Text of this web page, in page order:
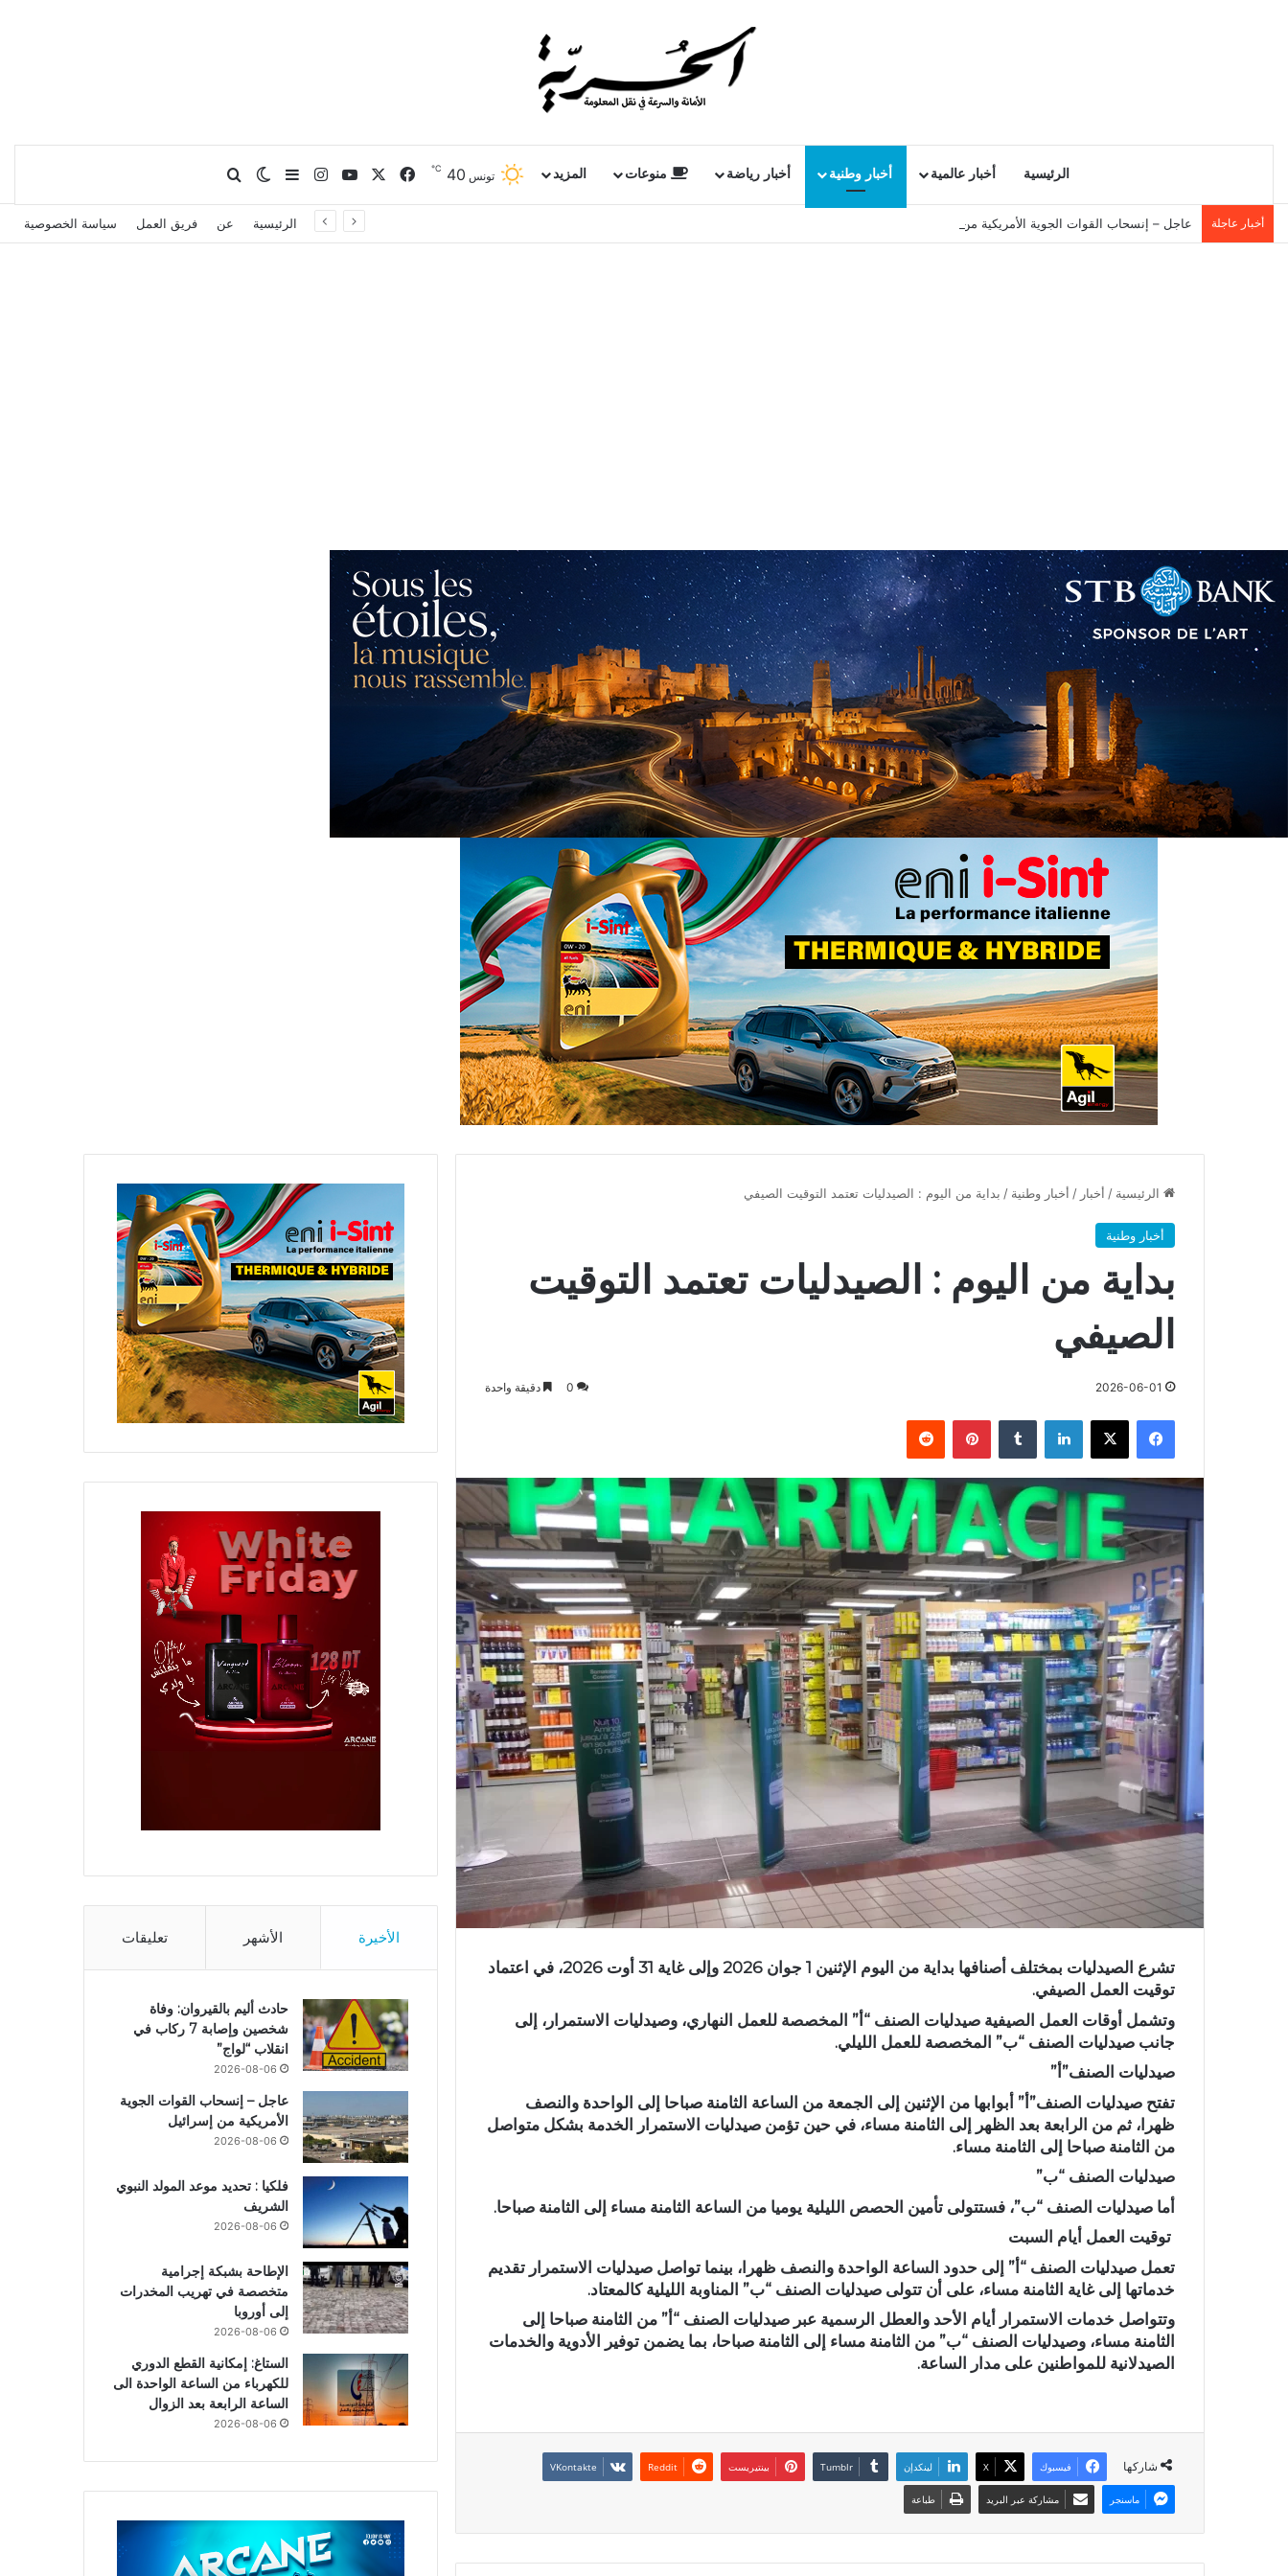
الرئيسية أخبار عالمية أخبار وطنية أخبار رياضة منوعات المزيد تونس 40
℃ فيسبوك يوتيوبانستقرامإضافة عمود جانبي
الوضع المظلم
بحث عن
أخبار عاجلة عاجل – إنسحاب القوات الجوية الأمريكية من إسرائيل الرئيسية عن فريق العمل سياسة الخصوصية
الرئيسية / أخبار / أخبار وطنية / بداية من اليوم : الصيدليات تعتمد التوقيت الصيفي
أخبار وطنية
بداية من اليوم : الصيدليات تعتمد التوقيت
الصيفي
2026-06-01
0 دقيقة واحدة
فيسبوك X لينكدإن بينتيريست
تشرع الصيدليات بمختلف أصنافها بداية من اليوم الإثنين 1 جوان 2026 وإلى غاية 31 أوت 2026، في اعتماد
توقيت العمل الصيفي.
وتشمل أوقات العمل الصيفية صيدليات الصنف “أ” المخصصة للعمل النهاري، وصيدليات الاستمرار، إلى
جانب صيدليات الصنف “ب” المخصصة للعمل الليلي.
صيدليات الصنف”أ”
تفتح صيدليات الصنف”أ” أبوابها من الإثنين إلى الجمعة من الساعة الثامنة صباحا إلى الواحدة والنصف
ظهرا، ثم من الرابعة بعد الظهر إلى الثامنة مساء، في حين تؤمن صيدليات الاستمرار الخدمة بشكل متواصل
من الثامنة صباحا إلى الثامنة مساء.
صيدليات الصنف “ب”
أما صيدليات الصنف “ب”، فستتولى تأمين الحصص الليلية يوميا من الساعة الثامنة مساء إلى الثامنة صباحا.
توقيت العمل أيام السبت
تعمل صيدليات الصنف “أ” إلى حدود الساعة الواحدة والنصف ظهرا، بينما تواصل صيدليات الاستمرار تقديم
خدماتها إلى غاية الثامنة مساء، على أن تتولى صيدليات الصنف “ب” المناوبة الليلية كالمعتاد.
وتتواصل خدمات الاستمرار أيام الأحد والعطل الرسمية عبر صيدليات الصنف “أ” من الثامنة صباحا إلى
الثامنة مساء، وصيدليات الصنف “ب” من الثامنة مساء إلى الثامنة صباحا، بما يضمن توفير الأدوية والخدمات
الصيدلانية للمواطنين على مدار الساعة.
شاركها فيسبوك X لينكدإن بينتيريست
ماسنجر مشاركة عبر البريد طباعة
الأخيرة الأشهر تعليقات
حادث أليم بالقيروان: وفاة
شخصين وإصابة 7 ركاب في
انقلاب “لواج”
2026-08-06
عاجل – إنسحاب القوات الجوية
الأمريكية من إسرائيل
2026-08-06
فلكيا : تحديد موعد المولد النبوي
الشريف
2026-08-06
الإطاحة بشبكة إجرامية
متخصصة في تهريب المخدرات
إلى أوروبا
2026-08-06
الستاغ: إمكانية القطع الدوري
للكهرباء من الساعة الواحدة الى
الساعة الرابعة بعد الزوال
2026-08-06